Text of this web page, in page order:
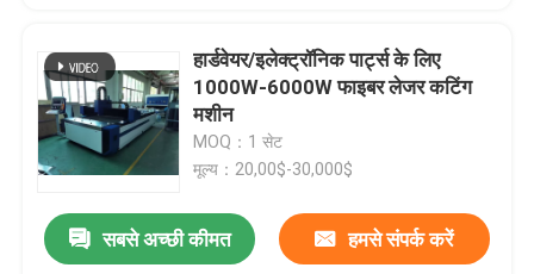
हार्डवेयर/इलेक्ट्रॉनिक पार्ट्स के लिए
1000W-6000W फाइबर लेजर कटिंग
मशीन
MOQ：1 सेट
मूल्य：20,00$-30,000$
सबसे अच्छी कीमत हमसे संपर्क करें